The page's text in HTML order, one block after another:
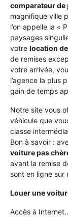
comparateur de
magnifique ville
l’on appelle la «
paysages
votre location
de remises
votre arrivée,
l’agence la plus
gain de temps
Notre site vous
véhicule que
classe
Bon à savoir :
voiture pas
avant la remise
sont en ligne sur
Louer une
Accès à